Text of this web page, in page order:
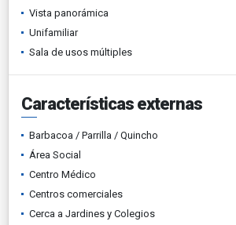
Vista panorámica
Unifamiliar
Sala de usos múltiples
Características externas
Barbacoa / Parrilla / Quincho
Área Social
Centro Médico
Centros comerciales
Cerca a Jardines y Colegios